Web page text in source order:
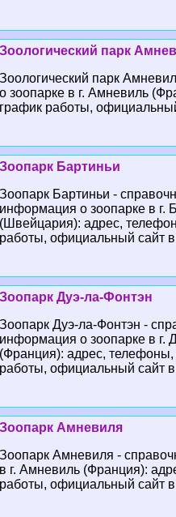
Зоологический парк
Зоологический парк
о зоопарке в г. Амневиль
график работы,
Зоопарк Бартиньи
Зоопарк Бартиньи -
информация о зоопарке в г.
(Швейцария): адрес,
работы, официальный сайт в
Зоопарк Дуэ-ла-Фонтэн
Зоопарк Дуэ-ла-Фонтэн -
информация о зоопарке в г.
(Франция): адрес, телефоны,
работы, официальный сайт в
Зоопарк Амневиля
Зоопарк Амневиля -
в г. Амневиль (Франция):
работы, официальный сайт в